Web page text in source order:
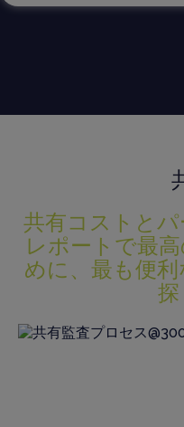
共有コストと
レポートで最
めに、最も便